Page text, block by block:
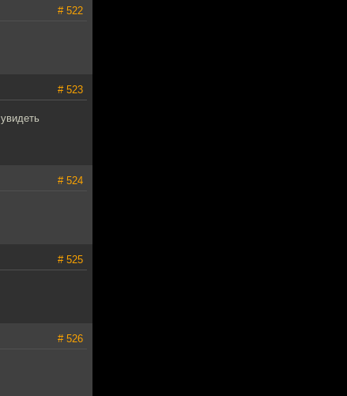
# 522
# 523
# 524
# 525
# 526